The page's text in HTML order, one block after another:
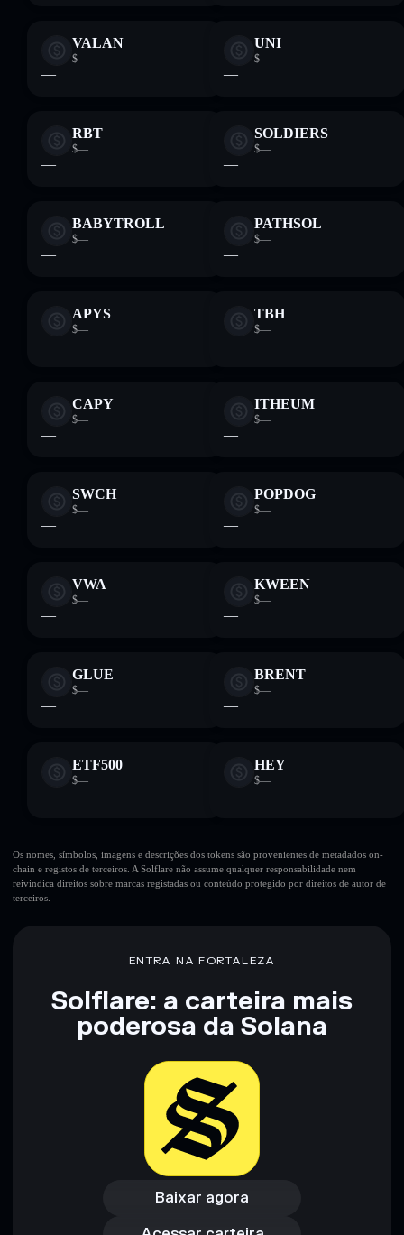
VALAN
$—
—
UNI
$—
—
RBT
$—
—
SOLDIERS
$—
—
BABYTROLL
$—
—
PATHSOL
$—
—
APYS
$—
—
TBH
$—
—
CAPY
$—
—
ITHEUM
$—
—
SWCH
$—
—
POPDOG
$—
—
VWA
$—
—
KWEEN
$—
—
GLUE
$—
—
BRENT
$—
—
ETF500
$—
—
HEY
$—
—
Os nomes, símbolos, imagens e descrições dos tokens são provenientes de metadados on-
chain e registos de terceiros. A Solflare não assume qualquer responsabilidade nem
reivindica direitos sobre marcas registadas ou conteúdo protegido por direitos de autor de
terceiros.
ENTRA NA FORTALEZA
Solflare: a carteira mais
poderosa da Solana
Baixar agora
Baixar agora
Acessar carteira